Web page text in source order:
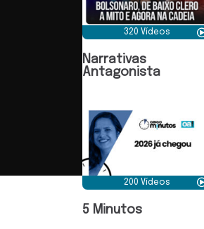
320 Vídeos
Narrativas
Antagonista
200 Vídeos
5 Minutos